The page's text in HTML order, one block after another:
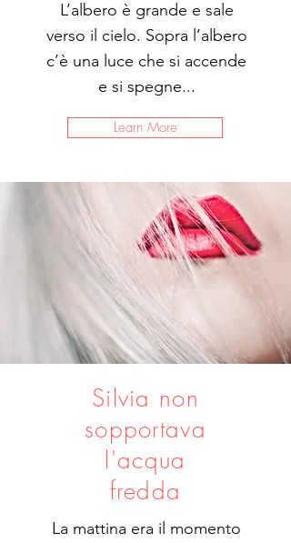
L’albero è grande e sale
verso il cielo. Sopra l’albero
c’è una luce che si accende
e si spegne...
Learn More
Silvia non
sopportava
l'acqua
fredda
La mattina era il momento